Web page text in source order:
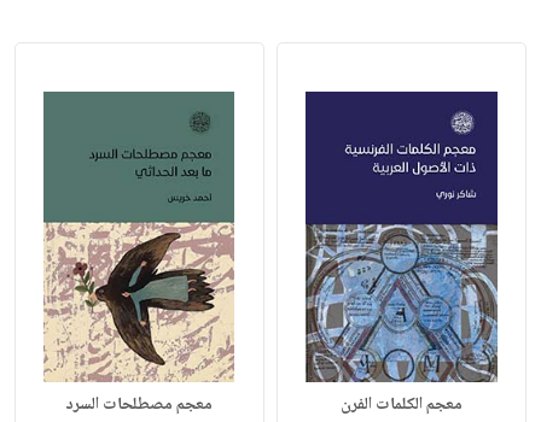
معجم الكلمات الفرن معجم مصطلحات السرد